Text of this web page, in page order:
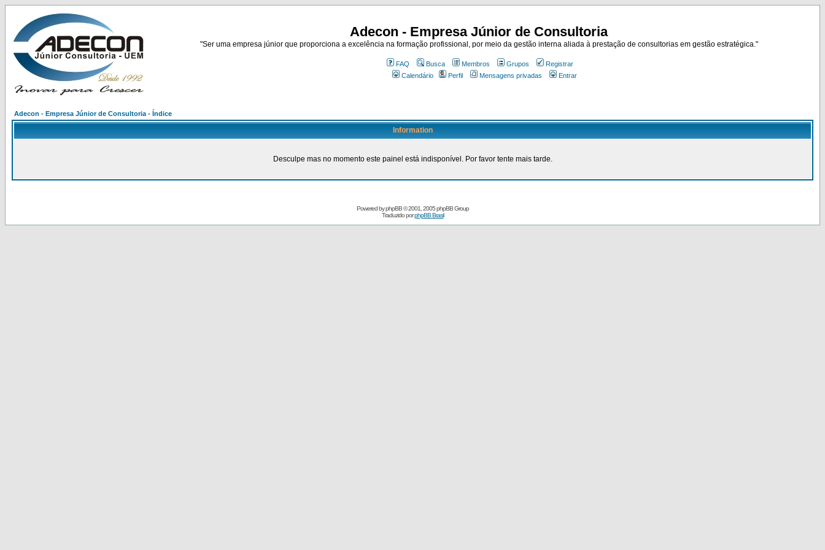
Adecon - Empresa Júnior de Consultoria
"Ser uma empresa júnior que proporciona a excelência na formação profissional, por meio da gestão interna aliada à prestação de consultorias em gestão estratégica."
FAQ Busca Membros Grupos
Registrar
Calendário
Perfil Mensagens privadas Entrar
Adecon - Empresa Júnior de Consultoria - Índice
Information
Desculpe mas no momento este painel está indisponível. Por favor tente mais tarde.
Powered byphpBB© 2001, 2005 phpBB Group
Traduzido porphpBB Brasil